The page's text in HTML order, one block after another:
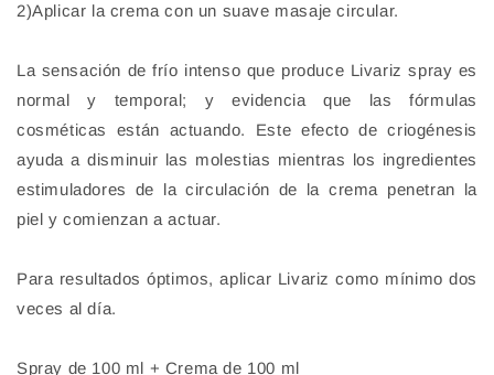
2)Aplicar la crema con un suave masaje circular.
La sensación de frío intenso que produce Livariz spray es
normal y temporal; y evidencia que las fórmulas
cosméticas están actuando. Este efecto de criogénesis
ayuda a disminuir las molestias mientras los ingredientes
estimuladores de la circulación de la crema penetran la
piel y comienzan a actuar.
Para resultados óptimos, aplicar Livariz como mínimo dos
veces al día.
Spray de 100 ml + Crema de 100 ml